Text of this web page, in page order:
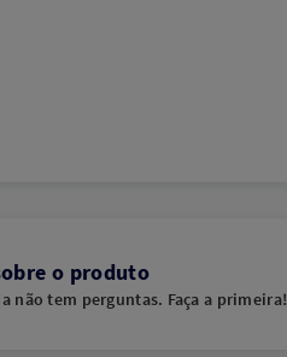
o produto
não tem perguntas. Faça a primeira!